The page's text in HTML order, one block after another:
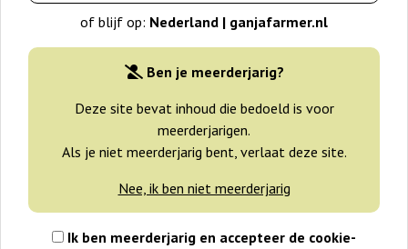
of blijf op: Nederland | ganjafarmer.nl
Ben je meerderjarig?
Deze site bevat inhoud die bedoeld is voor
meerderjarigen.
Als je niet meerderjarig bent, verlaat deze site.
Nee, ik ben niet meerderjarig
Ik ben meerderjarig en accepteer de cookie-